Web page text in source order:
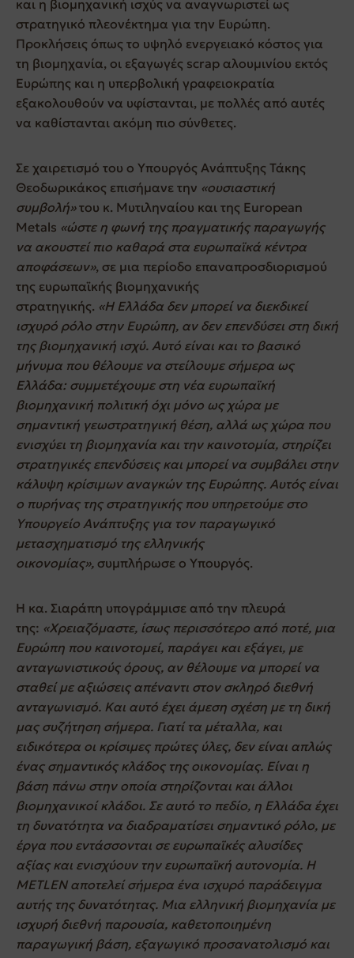
και η βιομηχανική ισχύς να αναγνωριστεί ως
στρατηγικό πλεονέκτημα για την Ευρώπη.
Προκλήσεις όπως το υψηλό ενεργειακό κόστος για
τη βιομηχανία, οι εξαγωγές scrap αλουμινίου εκτός
Ευρώπης και η υπερβολική γραφειοκρατία
εξακολουθούν να υφίστανται, με πολλές από αυτές
να καθίστανται ακόμη πιο σύνθετες.
Σε χαιρετισμό του ο Υπουργός Ανάπτυξης Τάκης
Θεοδωρικάκος επισήμανε την «ουσιαστική
συμβολή»του κ. Μυτιληναίου και της European
Metals «ώστε η φωνή της πραγματικής παραγωγής
να ακουστεί πιο καθαρά στα ευρωπαϊκά κέντρα
αποφάσεων», σε μια περίοδο επαναπροσδιορισμού
της ευρωπαϊκής βιομηχανικής
στρατηγικής. «HΕλλάδα δεν μπορεί να διεκδικεί
ισχυρό ρόλο στην Ευρώπη, αν δεν επενδύσει στη δική
της βιομηχανική ισχύ. Αυτό είναι και το βασικό
μήνυμα που θέλουμε να στείλουμε σήμερα ως
Ελλάδα: συμμετέχουμε στη νέα ευρωπαϊκή
βιομηχανική πολιτική όχι μόνο ως χώρα με
σημαντική γεωστρατηγική θέση, αλλά ως χώρα που
ενισχύει τη βιομηχανία και την καινοτομία, στηρίζει
στρατηγικές επενδύσεις και μπορεί να συμβάλει στην
κάλυψη κρίσιμων αναγκών της Ευρώπης. Αυτός είναι
ο πυρήνας της στρατηγικής που υπηρετούμε στο
Υπουργείο Ανάπτυξης για τον παραγωγικό
μετασχηματισμό της ελληνικής
οικονομίας», συμπλήρωσε ο Υπουργός.
Η κα. Σιαράπη υπογράμμισε από την πλευρά
της: «Χρειαζόμαστε, ίσως περισσότερο από ποτέ, μια
Ευρώπη που καινοτομεί, παράγει και εξάγει, με
ανταγωνιστικούς όρους, αν θέλουμε να μπορεί να
σταθεί με αξιώσεις απέναντι στον σκληρό διεθνή
ανταγωνισμό. Και αυτό έχει άμεση σχέση με τη δική
μας συζήτηση σήμερα. Γιατί τα μέταλλα, και
ειδικότερα οι κρίσιμες πρώτες ύλες, δεν είναι απλώς
ένας σημαντικός κλάδος της οικονομίας. Είναι η
βάση πάνω στην οποία στηρίζονται και άλλοι
βιομηχανικοί κλάδοι. Σε αυτό το πεδίο, η Ελλάδα έχει
τη δυνατότητα να διαδραματίσει σημαντικό ρόλο, με
έργα που εντάσσονται σε ευρωπαϊκές αλυσίδες
αξίας και ενισχύουν την ευρωπαϊκή αυτονομία. Η
METLEN αποτελεί σήμερα ένα ισχυρό παράδειγμα
αυτής της δυνατότητας. Μια ελληνική βιομηχανία με
ισχυρή διεθνή παρουσία, καθετοποιημένη
παραγωγική βάση, εξαγωγικό προσανατολισμό και